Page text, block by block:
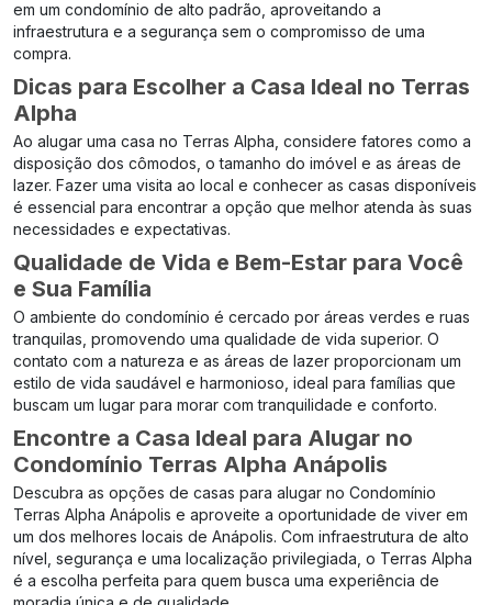
em um condomínio de alto padrão, aproveitando a
infraestrutura e a segurança sem o compromisso de uma
compra.
Dicas para Escolher a Casa Ideal no Terras
Alpha
Ao alugar uma casa no Terras Alpha, considere fatores como a
disposição dos cômodos, o tamanho do imóvel e as áreas de
lazer. Fazer uma visita ao local e conhecer as casas disponíveis
é essencial para encontrar a opção que melhor atenda às suas
necessidades e expectativas.
Qualidade de Vida e Bem-Estar para Você
e Sua Família
O ambiente do condomínio é cercado por áreas verdes e ruas
tranquilas, promovendo uma qualidade de vida superior. O
contato com a natureza e as áreas de lazer proporcionam um
estilo de vida saudável e harmonioso, ideal para famílias que
buscam um lugar para morar com tranquilidade e conforto.
Encontre a Casa Ideal para Alugar no
Condomínio Terras Alpha Anápolis
Descubra as opções de casas para alugar no Condomínio
Terras Alpha Anápolis e aproveite a oportunidade de viver em
um dos melhores locais de Anápolis. Com infraestrutura de alto
nível, segurança e uma localização privilegiada, o Terras Alpha
é a escolha perfeita para quem busca uma experiência de